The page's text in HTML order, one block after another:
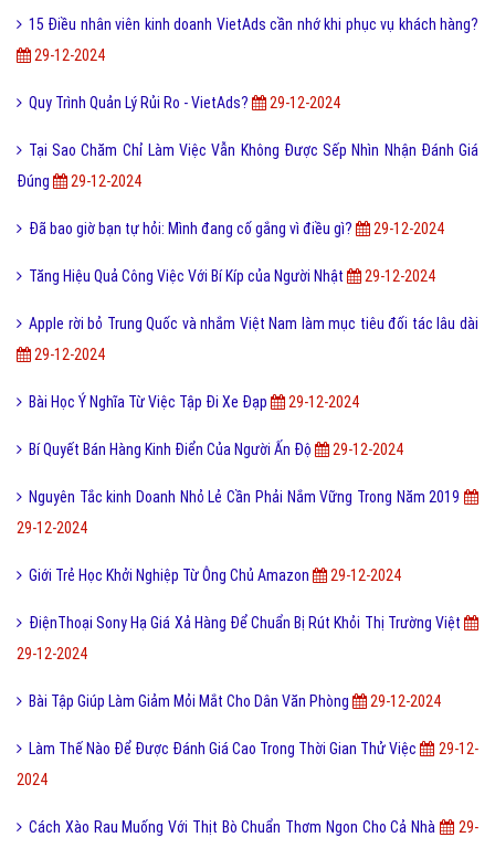
15 Điều nhân viên kinh doanh VietAds cần nhớ khi phục vụ khách hàng?
29-12-2024
Quy Trình Quản Lý Rủi Ro - VietAds? 29-12-2024
Tại Sao Chăm Chỉ Làm Việc Vẫn Không Được Sếp Nhìn Nhận Đánh Giá
Đúng
29-12-2024
Đã bao giờ bạn tự hỏi: Mình đang cố gắng vì điều gì? 29-12-2024
Tăng Hiệu Quả Công Việc Với Bí Kíp của Người Nhật 29-12-2024
Apple rời bỏ Trung Quốc và nhắm Việt Nam làm mục tiêu đối tác lâu dài
29-12-2024
Bài Học Ý Nghĩa Từ Việc Tập Đi Xe Đạp 29-12-2024
Bí Quyết Bán Hàng Kinh Điển Của Người Ấn Độ 29-12-2024
Nguyên Tắc kinh Doanh Nhỏ Lẻ Cần Phải Nắm Vững Trong Năm 2019
29-12-2024
Giới Trẻ Học Khởi Nghiệp Từ Ông Chủ Amazon 29-12-2024
ĐiệnThoại Sony Hạ Giá Xả Hàng Để Chuẩn Bị Rút Khỏi Thị Trường Việt
29-12-2024
Bài Tập Giúp Làm Giảm Mỏi Mắt Cho Dân Văn Phòng 29-12-2024
Làm Thế Nào Để Được Đánh Giá Cao Trong Thời Gian Thử Việc
29-12-
2024
Cách Xào Rau Muống Với Thịt Bò Chuẩn Thơm Ngon Cho Cả Nhà
29-